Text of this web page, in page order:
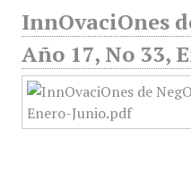
InnOvaciOnes
Año 17, No 33,